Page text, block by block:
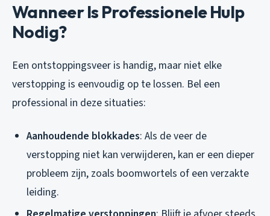
Wanneer Is Professionele Hulp
Nodig?
Een ontstoppingsveer is handig, maar niet elke
verstopping is eenvoudig op te lossen. Bel een
professional in deze situaties:
Aanhoudende blokkades: Als de veer de
verstopping niet kan verwijderen, kan er een dieper
probleem zijn, zoals boomwortels of een verzakte
leiding.